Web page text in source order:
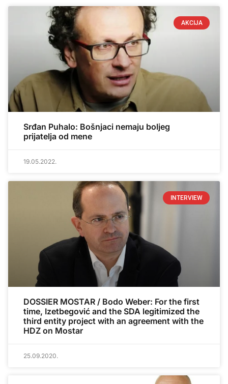
AKCIJA
Srđan Puhalo: Bošnjaci nemaju boljeg
prijatelja od mene
19.05.2022.
INTERVIEW
DOSSIER MOSTAR / Bodo Weber: For the first
time, Izetbegović and the SDA legitimized the
third entity project with an agreement with the
HDZ on Mostar
25.09.2020.